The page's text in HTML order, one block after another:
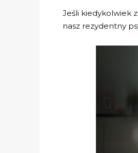
Jeśli kiedykolwiek
nasz rezydentny